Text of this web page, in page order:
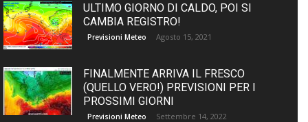
ULTIMO GIORNO DI CALDO, POI SI
CAMBIA REGISTRO!
Previsioni Meteo Agosto 15, 2021
FINALMENTE ARRIVA IL FRESCO
(QUELLO VERO!) PREVISIONI PER I
PROSSIMI GIORNI
Previsioni Meteo Settembre 14, 2022